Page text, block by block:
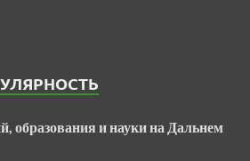
образования и науки на Дальнем